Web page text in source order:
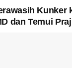
Kunker
dan Temui